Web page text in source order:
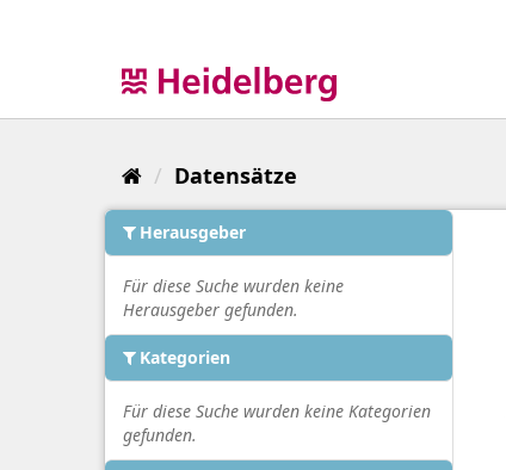
Datensätze
Herausgeber
Für diese Suche wurden keine
Herausgeber gefunden.
Kategorien
Für diese Suche wurden keine Kategorien
gefunden.